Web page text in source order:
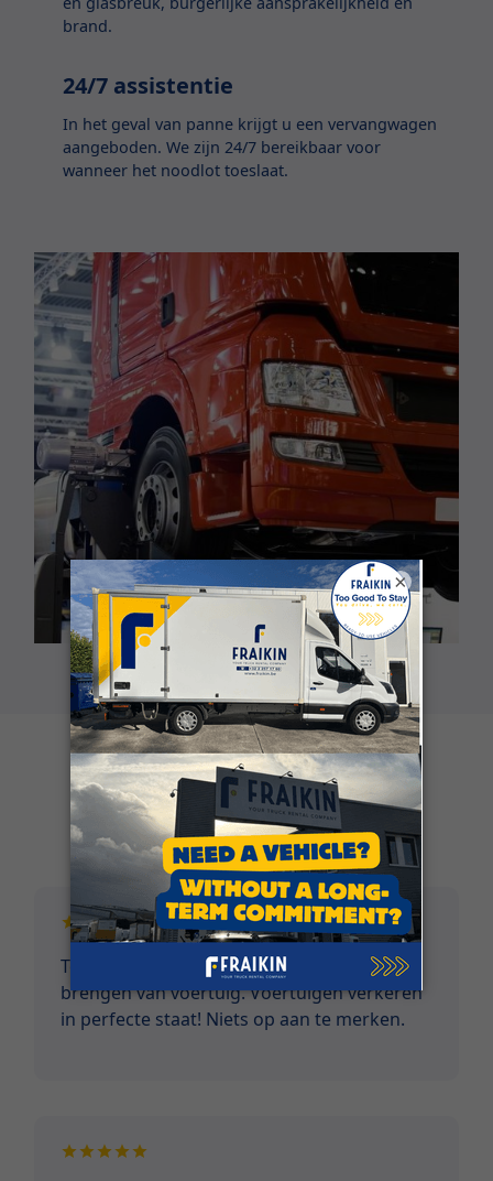
brand.
24/7 assistentie
In het geval van panne krijgt u een vervangwagen
aangeboden. We zijn 24/7 bereikbaar voor
wanneer het noodlot toeslaat.
Klantgetuigenissen
Top service vanaf eerste contact tem terug
brengen van voertuig. Voertuigen verkeren
in perfecte staat! Niets op aan te merken.
×